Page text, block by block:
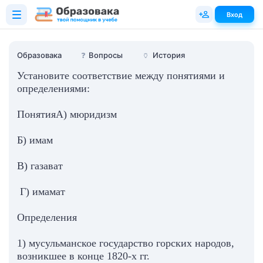
Образовака ❓ Вопросы 🏺 История
Установите соответствие между понятиями и
определениями:
ПонятияА) мюридизм
Б) имам
В) газават
Г) имамат
Определения
1) мусульманское государство горских народов,
возникшее в конце 1820-х гг.
Вход